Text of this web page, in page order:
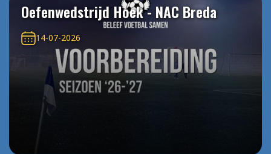
Oefenwedstrijd Hoek - NAC Breda
14-07-2026